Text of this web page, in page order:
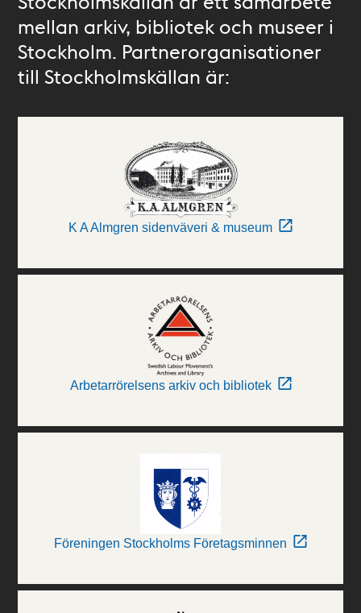
mellan arkiv, bibliotek och museer i
Stockholm. Partnerorganisationer
till Stockholmskällan är:
K A Almgren sidenväveri & museum
Arbetarrörelsens arkiv och bibliotek
Föreningen Stockholms Företagsminnen